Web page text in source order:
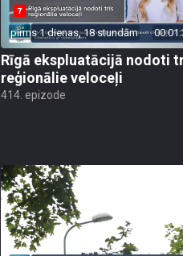
pirms 1 dienas, 18 stundām
Rīgā ekspluatācijā nodoti
reģionālie veloceļi
414. epizode